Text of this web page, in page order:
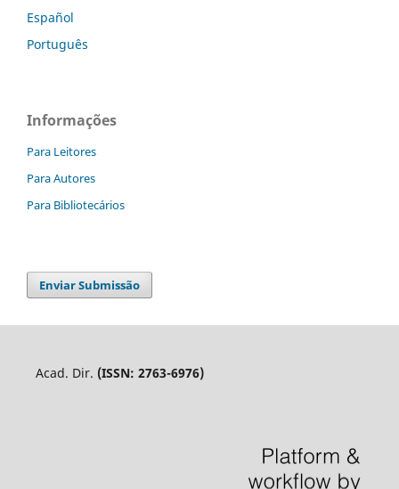
Español
Português
Informações
Para Leitores
Para Autores
Para Bibliotecários
Enviar Submissão
Acad. Dir. (ISSN: 2763-6976)